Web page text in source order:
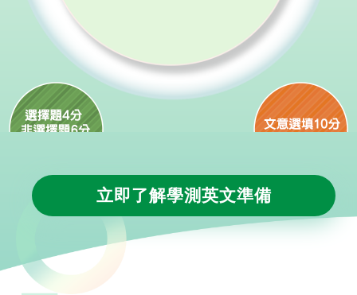
立即了解學測英文準備